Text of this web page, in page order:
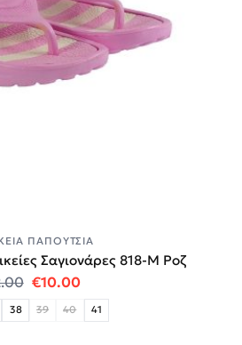
ΠΑΠΟΎΤΣΙΑ
Σαγιονάρες 818-Μ Ροζ
Original price was: €12.00.
€10.00Η τρέχουσα τιμή
38 39 40 41